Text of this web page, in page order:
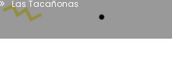
Las Tacañonas